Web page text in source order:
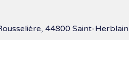
44800 Saint-Herblain